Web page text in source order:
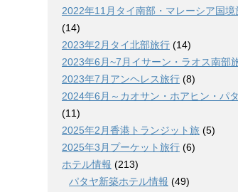
2022年11月タイ南部・マレーシア国境
(14)
2023年2月タイ北部旅行 (14)
2023年6月~7月イサーン・ラオス南部
2023年7月アンヘレス旅行 (8)
2024年6月～カオサン・ホアヒン・パ
(11)
2025年2月香港トランジット旅 (5)
2025年3月プーケット旅行 (6)
ホテル情報 (213)
パタヤ新築ホテル情報 (49)